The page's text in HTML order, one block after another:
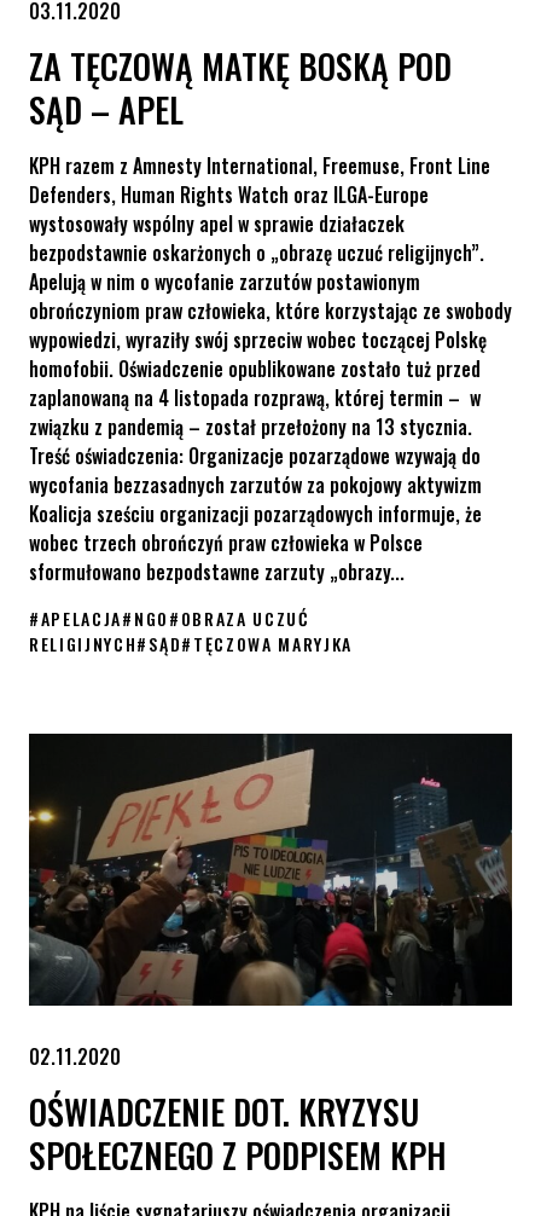
03.11.2020
ZA TĘCZOWĄ MATKĘ BOSKĄ POD
SĄD – APEL
KPH razem z Amnesty International, Freemuse, Front Line
Defenders, Human Rights Watch oraz ILGA-Europe
wystosowały wspólny apel w sprawie działaczek
bezpodstawnie oskarżonych o „obrazę uczuć religijnych”.
Apelują w nim o wycofanie zarzutów postawionym
obrończyniom praw człowieka, które korzystając ze swobody
wypowiedzi, wyraziły swój sprzeciw wobec toczącej Polskę
homofobii. Oświadczenie opublikowane zostało tuż przed
zaplanowaną na 4 listopada rozprawą, której termin – w
związku z pandemią – został przełożony na 13 stycznia.
Treść oświadczenia: Organizacje pozarządowe wzywają do
wycofania bezzasadnych zarzutów za pokojowy aktywizm
Koalicja sześciu organizacji pozarządowych informuje, że
wobec trzech obrończyń praw człowieka w Polsce
sformułowano bezpodstawne zarzuty „obrazy...
#APELACJA#NGO#OBRAZA UCZUĆ
RELIGIJNYCH#SĄD#TĘCZOWA MARYJKA
02.11.2020
OŚWIADCZENIE DOT. KRYZYSU
SPOŁECZNEGO Z PODPISEM KPH